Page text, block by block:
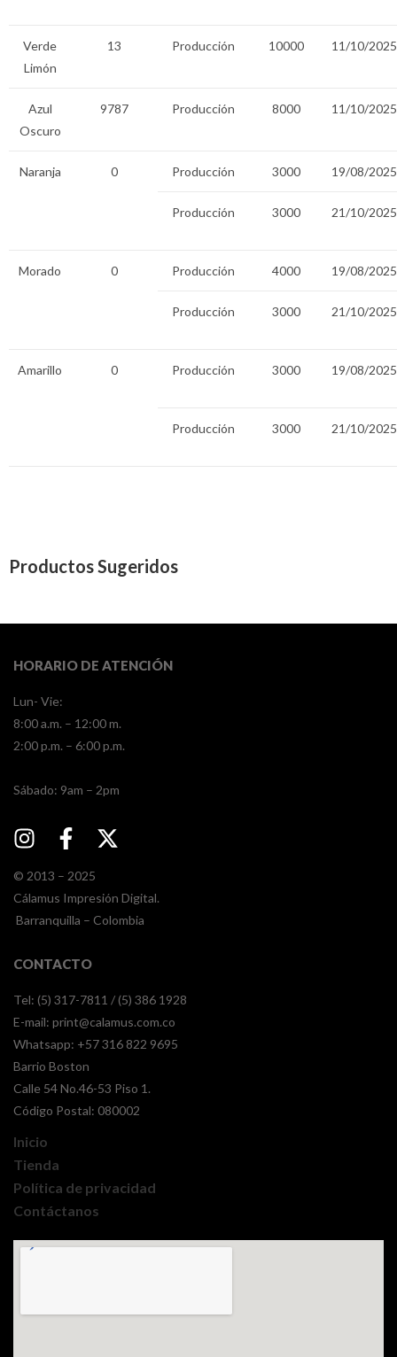
Verde
Limón
13 Producción 10000 11/10/2025
Azul
Oscuro
9787 Producción 8000 11/10/2025
Naranja 0 Producción 3000 19/08/2025
Producción 3000 21/10/2025
Morado 0 Producción 4000 19/08/2025
Producción 3000 21/10/2025
Amarillo 0 Producción 3000 19/08/2025
Producción 3000 21/10/2025
Productos Sugeridos
HORARIO DE ATENCIÓN
Lun- Vie:
8:00 a.m. – 12:00 m.
2:00 p.m. – 6:00 p.m.
​​Sábado: 9am – 2pm
© 2013 – 2025
Cálamus Impresión Digital.
Barranquilla – Colombia
CONTACTO
Tel: (5) 317-7811 / (5) 386 1928
E-mail: print@calamus.com.co
Whatsapp: +57 316 822 9695
Barrio Boston
Calle 54 No.46-53 Piso 1.
Código Postal: 080002
Inicio
Tienda
Política de privacidad
Contáctanos